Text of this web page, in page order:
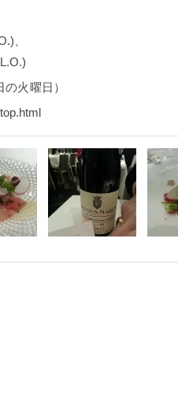
、
火曜日）